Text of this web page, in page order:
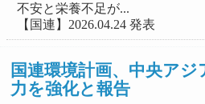
不安と栄養不足が...
【国連】2026.04.24 発表
国連環境計画、中央ア
力を強化と報告